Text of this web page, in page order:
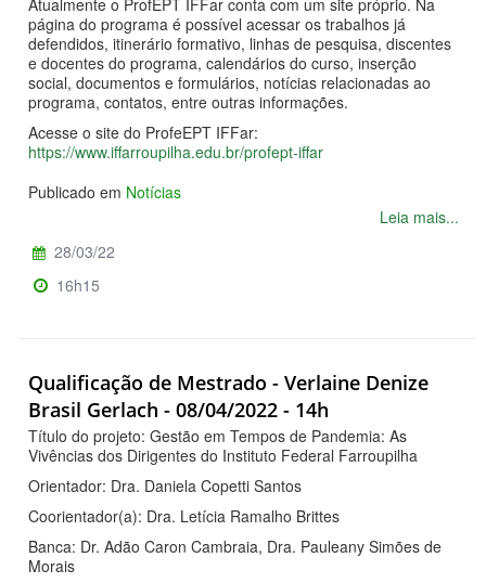
página do programa é possível acessar os trabalhos já
defendidos, itinerário formativo, linhas de pesquisa, discentes
e docentes do programa, calendários do curso, inserção
social, documentos e formulários, notícias relacionadas ao
programa, contatos, entre outras informações.
Acesse o site do ProfeEPT IFFar:
https://www.iffarroupilha.edu.br/profept-iffar
Publicado em Notícias
Leia mais...
28/03/22
16h15
Qualificação de Mestrado - Verlaine Denize
Brasil Gerlach - 08/04/2022 - 14h
Título do projeto: Gestão em Tempos de Pandemia: As
Vivências dos Dirigentes do Instituto Federal Farroupilha
Orientador: Dra. Daniela Copetti Santos
Coorientador(a): Dra. Letícia Ramalho Brittes
Banca: Dr. Adão Caron Cambraia, Dra. Pauleany Simões de
Morais